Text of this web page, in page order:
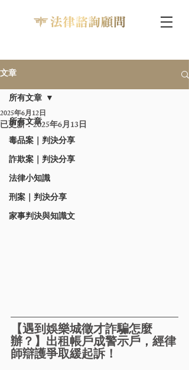
文章
所有文章
毒品案｜判決分享
詐欺案｜判決分享
法律小知識
刑案｜判決分享
家事判決與知識文
所有文章
2025年6月12日
已更新：2025年6月13日
【遇到娛樂城徵才詐騙怎麼
辦？】出租帳戶成警示戶，經律
師辯護爭取緩起訴！